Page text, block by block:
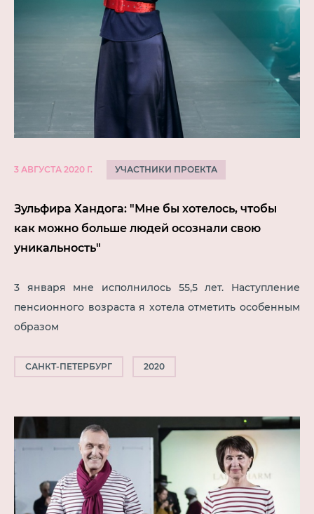
3 АВГУСТА 2020 Г. УЧАСТНИКИ ПРОЕКТА
Зульфира Хандога: "Мне бы хотелось, чтобы
как можно больше людей осознали свою
уникальность"
3 января мне исполнилось 55,5 лет. Наступление
пенсионного возраста я хотела отметить особенным
образом
САНКТ-ПЕТЕРБУРГ 2020